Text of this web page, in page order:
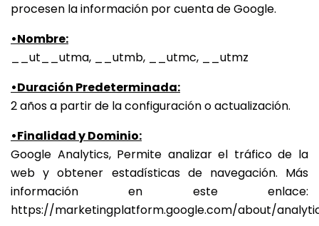
procesen la información por cuenta de Google.
•Nombre:
__ut__utma, __utmb, __utmc, __utmz
•Duración Predeterminada:
2 años a partir de la configuración o actualización.
•Finalidad y Dominio:
Google Analytics, Permite analizar el tráfico de la
web y obtener estadísticas de navegación. Más
información en este enlace:
https://marketingplatform.google.com/about/